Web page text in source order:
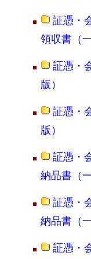
証憑・
領収書（
証憑・
版）
証憑・
版）
証憑・
納品書（
証憑・
納品書（
証憑・